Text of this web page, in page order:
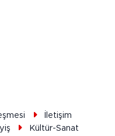
İletişim
Kültür-Sanat